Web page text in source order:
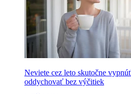
Neviete cez leto skutočne
oddychovať bez výčitiek